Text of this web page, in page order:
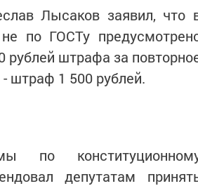
Лысаков заявил, что
по ГОСТу
рублей штрафа за
штраф 1 500 рублей.
по
депутатам